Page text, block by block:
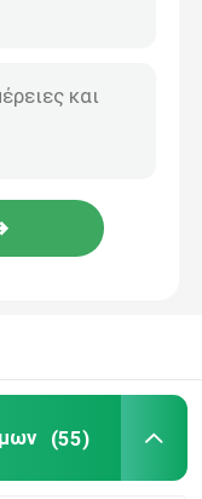
της Pet
ετικετών
(55)